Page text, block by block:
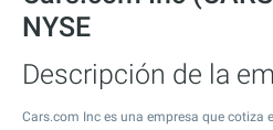
NYSE
Descripción de la
Cars.com Inc es una empresa que cotiza